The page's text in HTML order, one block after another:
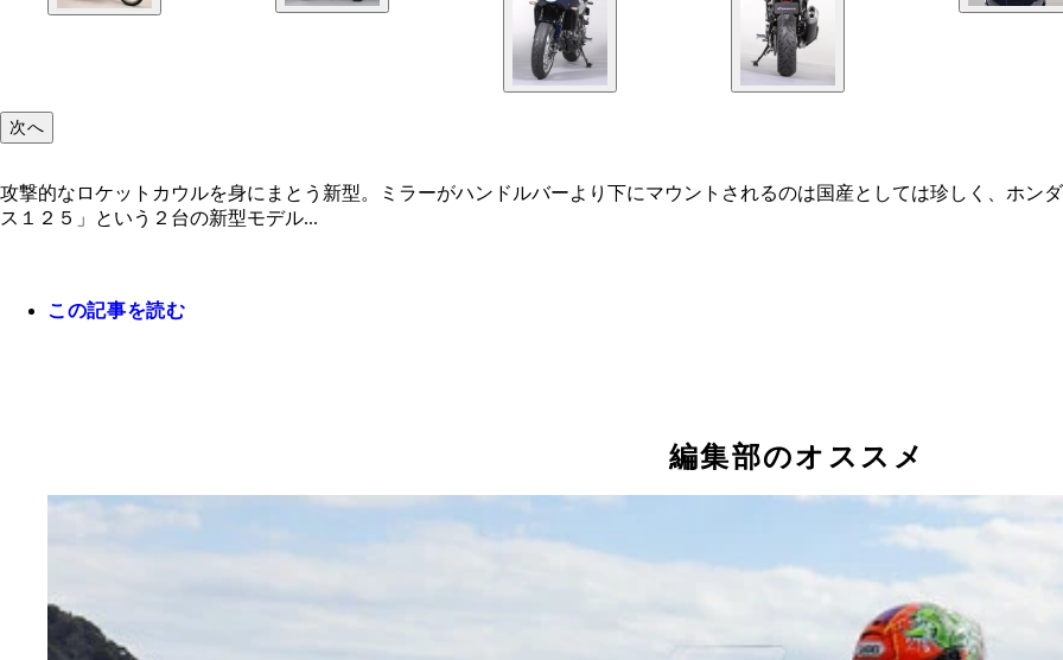
次へ
攻撃的なロケットカウルを身にまとう新型。ミラーがハンドルバーより下にマウントされるのは国産としては珍しく、ホン
ス１２５」という２台の新型モデル...
この記事を読む
編集部のオススメ